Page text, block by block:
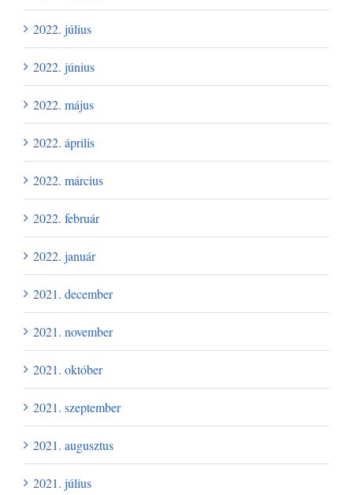
2022. július
2022. június
2022. május
2022. április
2022. március
2022. február
2022. január
2021. december
2021. november
2021. október
2021. szeptember
2021. augusztus
2021. július